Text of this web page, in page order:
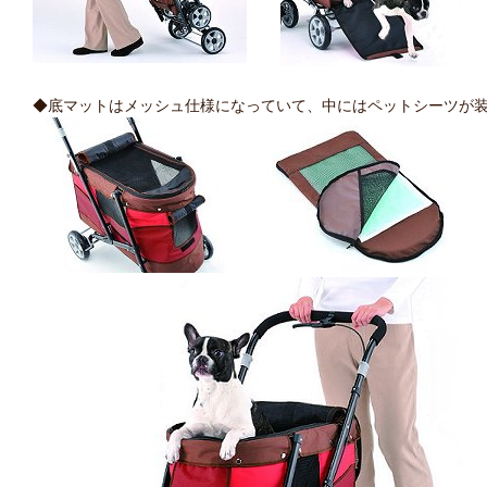
◆底マットはメッシュ仕様になっていて、中にはペットシーツが装